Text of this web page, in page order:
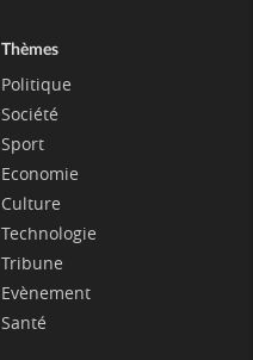
Thèmes
Politique
Société
Sport
Economie
Culture
Technologie
Tribune
Evènement
Santé